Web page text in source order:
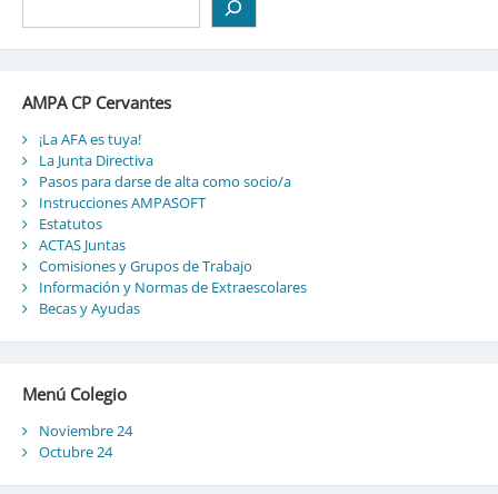
AMPA CP Cervantes
¡La AFA es tuya!
La Junta Directiva
Pasos para darse de alta como socio/a
Instrucciones AMPASOFT
Estatutos
ACTAS Juntas
Comisiones y Grupos de Trabajo
Información y Normas de Extraescolares
Becas y Ayudas
Menú Colegio
Noviembre 24
Octubre 24